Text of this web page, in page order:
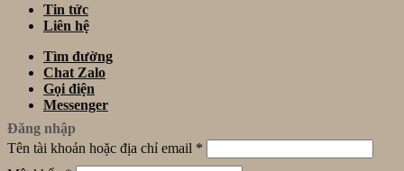
Tin tức
Liên hệ
Tìm đường
Chat Zalo
Gọi điện
Messenger
Đăng nhập
Tên tài khoản hoặc địa chỉ email *